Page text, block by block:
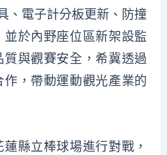
、電子計分板更新、防撞
於內野座位區新架設監
與觀賽安全，希冀透過
，帶動運動觀光產業的
縣立棒球場進行對戰，